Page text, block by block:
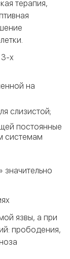
терапия,
х
на
слизистой;
постоянные
системам
язвы, а при
прободения,